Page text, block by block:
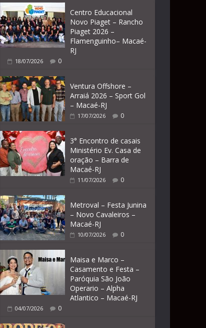
Centro Educacional
Novo Piaget – Rancho
Piaget 2026 –
Flamenguinho– Macaé-
RJ
18/07/2026 0
Ventura Offshore –
Arraiá 2026 – Sport Gol
– Macaé-RJ
17/07/2026 0
3° Encontro de casais
Ministério Ev. Casa de
oração – Barra de
Macaé-RJ
11/07/2026 0
Metroval – Festa Junina
– Novo Cavaleiros –
Macaé-RJ
10/07/2026 0
Maisa e Marco –
Casamento e Festa –
Paróquia São João
Operario – Alpha
Atlantico – Macaé-RJ
04/07/2026 0